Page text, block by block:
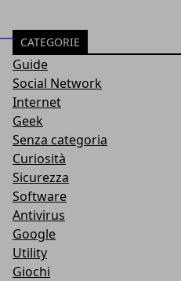
CATEGORIE
Guide
Social Network
Internet
Geek
Senza categoria
Curiosità
Sicurezza
Software
Antivirus
Google
Utility
Giochi